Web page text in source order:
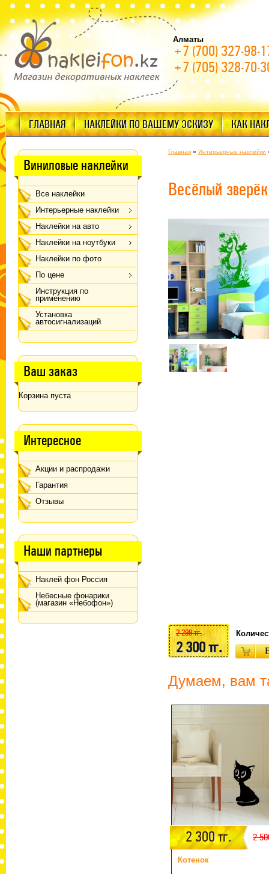
Алматы
+7 (700) 327-98-
+7 (705) 328-70-
ГЛАВНАЯ НАКЛЕЙКИ ПО ВАШЕМУ ЭСКИЗУ КАК
Виниловые наклейки
Все наклейки
Интерьерные наклейки
Наклейки на авто
Наклейки на ноутбуки
Наклейки по фото
По цене
Инструкция по
применению
Установка
автосигнализаций
Ваш заказ
Корзина пуста
Интересное
Акции и распродажи
Гарантия
Отзывы
Наши партнеры
Наклей фон Россия
Небесные фонарики
(магазин «Небофон»)
Главная » Интерьерные наклейки
Весёлый зверёк
2 299 тг.
2 300 тг.
Думаем, вам
2 300 тг. 2
Котенок